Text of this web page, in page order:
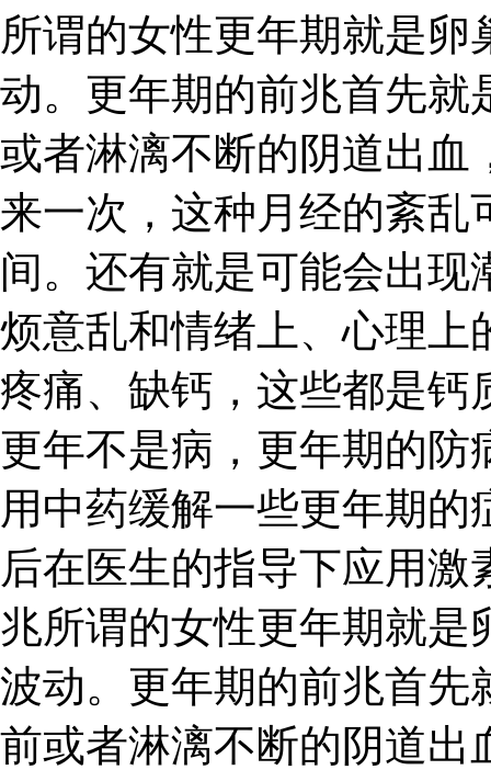
所谓的女性更年期就是
动。更年期的前兆首先就
或者淋漓不断的阴道出血
来一次，这种月经的紊乱
间。还有就是可能会出
烦意乱和情绪上、心理上
疼痛、缺钙，这些都是钙
更年不是病，更年期的防
用中药缓解一些更年期
后在医生的指导下应用
兆所谓的女性更年期就是
波动。更年期的前兆首先
前或者淋漓不断的阴道出